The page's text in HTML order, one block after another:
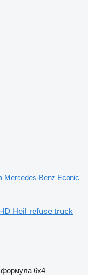
Mercedes-Benz Econic
Heil refuse truck
формула 6x4